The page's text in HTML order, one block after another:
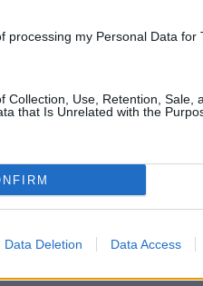
processing my Personal Data for
Collection, Use, Retention, Sale,
that Is Unrelated with the
Data Deletion Data Access